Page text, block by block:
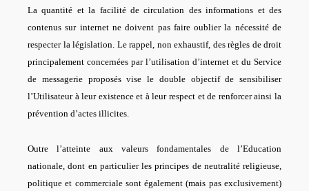
La quantité et la facilité de circulation des informations et des
contenus sur internet ne doivent pas faire oublier la nécessité de
respecter la législation. Le rappel, non exhaustif, des règles de droit
principalement concernées par l’utilisation d’internet et du Service
de messagerie proposés vise le double objectif de sensibiliser
l’Utilisateur à leur existence et à leur respect et de renforcer ainsi la
prévention d’actes illicites.
Outre l’atteinte aux valeurs fondamentales de l’Education
nationale, dont en particulier les principes de neutralité religieuse,
politique et commerciale sont également (mais pas exclusivement)